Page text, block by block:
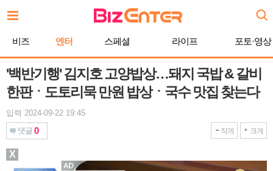
문
비즈 엔터 스페셜 라이프 포토·영상
'백반기행' 김지호 고양밥상…돼지 국밥 & 갈비
한판ㆍ도토리묵 만원 밥상ㆍ국수 맛집 찾는다
입력 2024-09-22 19:45
댓글 0 작게 크게
X